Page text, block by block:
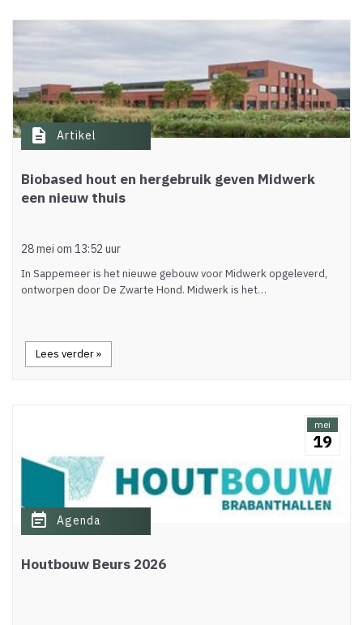
description Artikel
Biobased hout en hergebruik geven Midwerk
een nieuw thuis
28 mei om 13:52 uur
In Sappemeer is het nieuwe gebouw voor Midwerk opgeleverd,
ontworpen door De Zwarte Hond. Midwerk is het…
Lees verder »
mei
19
event_note Agenda
Houtbouw Beurs 2026